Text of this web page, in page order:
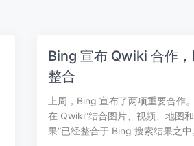
Bing 宣布 Qwiki 合作
整合
上周，Bing 宣布了两项重要合作
在 Qwiki“结合图片、视频、地图
果”已经整合于 Bing 搜索结果之